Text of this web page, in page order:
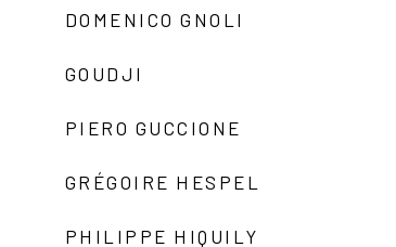
DOMENICO GNOLI
GOUDJI
PIERO GUCCIONE
GRÉGOIRE HESPEL
PHILIPPE HIQUILY